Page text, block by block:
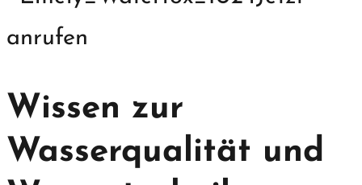
anrufen
Wissen zur
Wasserqualität und